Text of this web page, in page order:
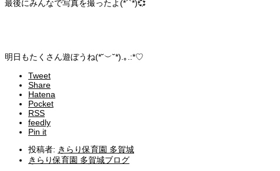
最後にみんなで写真を撮ったよ(*´`*)💞
明日もたくさん遊ぼうね(*˘︶˘*).｡.:*♡
Tweet
Share
Hatena
Pocket
RSS
feedly
Pin it
投稿者: きらり保育園 多賀城
きらり保育園 多賀城ブログ